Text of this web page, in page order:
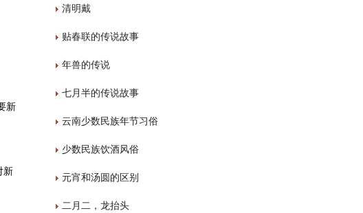
新
新
清明戴
贴春联的传说故事
年兽的传说
七月半的传说故事
云南少数民族年节习俗
少数民族饮酒风俗
元宵和汤圆的区别
二月二，龙抬头